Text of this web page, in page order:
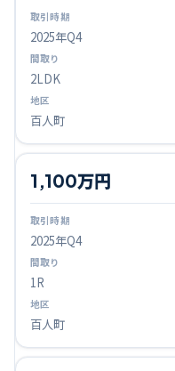
2025年Q4
2LDK
百人町
2025年Q4
1,100万円
1R
百人町